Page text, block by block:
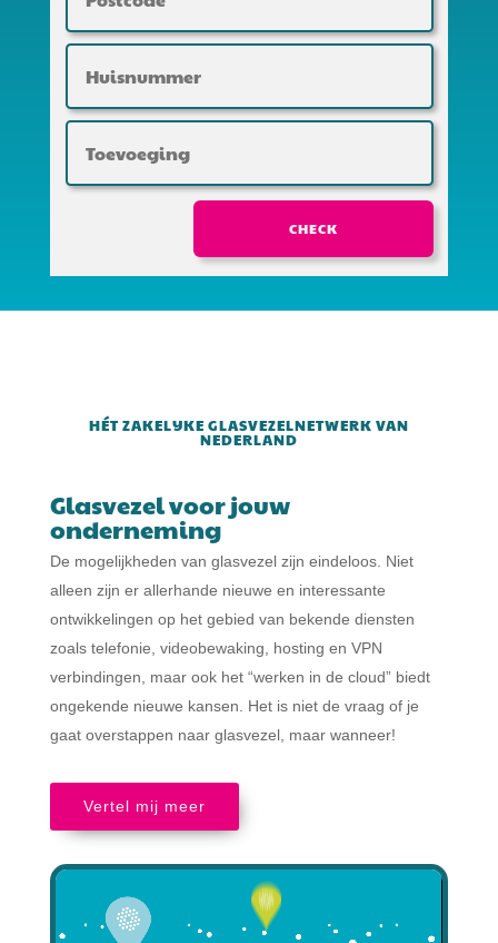
CHECK
HÉT ZAKELIJKE GLASVEZELNETWERK VAN
NEDERLAND
Glasvezel voor jouw
onderneming
De mogelijkheden van glasvezel zijn eindeloos. Niet
alleen zijn er allerhande nieuwe en interessante
ontwikkelingen op het gebied van bekende diensten
zoals telefonie, videobewaking, hosting en VPN
verbindingen, maar ook het “werken in de cloud” biedt
ongekende nieuwe kansen. Het is niet de vraag of je
gaat overstappen naar glasvezel, maar wanneer!
Vertel mij meer